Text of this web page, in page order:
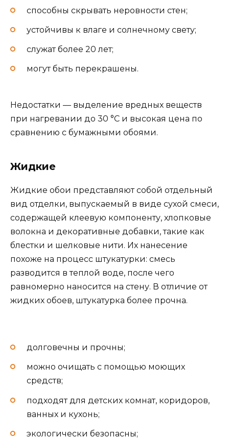
способны скрывать неровности стен;
устойчивы к влаге и солнечному свету;
служат более 20 лет;
могут быть перекрашены.
Недостатки — выделение вредных веществ
при нагревании до 30 °C и высокая цена по
сравнению с бумажными обоями.
Жидкие
Жидкие обои представляют собой отдельный
вид отделки, выпускаемый в виде сухой смеси,
содержащей клеевую компоненту, хлопковые
волокна и декоративные добавки, такие как
блестки и шелковые нити. Их нанесение
похоже на процесс штукатурки: смесь
разводится в теплой воде, после чего
равномерно наносится на стену. В отличие от
жидких обоев, штукатурка более прочна.
долговечны и прочны;
можно очищать с помощью моющих
средств;
подходят для детских комнат, коридоров,
ванных и кухонь;
экологически безопасны;